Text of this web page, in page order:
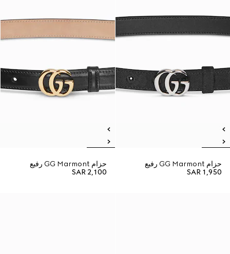
حزام GG Marmont رفيع
SAR 1,950
حزام GG Marmont رفيع
SAR 2,100